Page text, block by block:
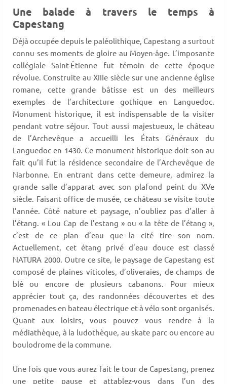
Une balade à travers le temps à
Capestang
Déjà occupée depuis le paléolithique, Capestang a surtout
connu ses moments de gloire au Moyen-âge. L’imposante
collégiale Saint-Étienne fut témoin de cette époque
révolue. Construite au XIIIe siècle sur une ancienne église
romane, cette grande bâtisse est un des meilleurs
exemples de l’architecture gothique en Languedoc.
Monument historique, il est indispensable de la visiter
pendant votre séjour. Tout aussi majestueux, le château
de l’Archevêque a accueilli les États Généraux du
Languedoc en 1430. Ce monument historique doit son au
fait qu’il fut la résidence secondaire de l’Archevêque de
Narbonne. En entrant dans cette demeure, admirez la
grande salle d’apparat avec son plafond peint du XVe
siècle. Faisant office de musée, ce château se visite toute
l’année. Côté nature et paysage, n’oubliez pas d’aller à
l’étang. « Lou Cap de l’estang » ou « la tête de l’étang »,
c’est de ce plan d’eau que la cité tire son nom.
Actuellement, cet étang privé d’eau douce est classé
NATURA 2000. Outre ce site, le paysage de Capestang est
composé de plaines viticoles, d’oliveraies, de champs de
blé ou encore de plusieurs cabanons. Pour mieux
apprécier tout ça, des randonnées découvertes et des
promenades en bateau électrique et à vélo sont organisés.
Quant aux loisirs, vous pouvez vous rendre à la
médiathèque, à la ludothèque, au skate parc ou encore au
boulodrome de la commune.
Une fois que vous aurez fait le tour de Capestang, prenez
une petite pause et attablez-vous dans l’un des